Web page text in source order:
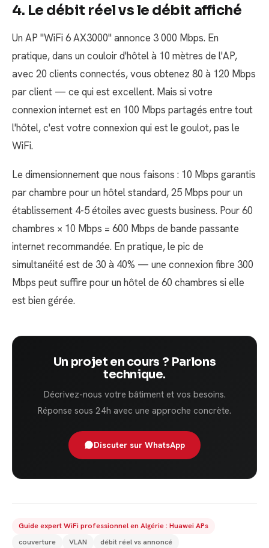
4. Le débit réel vs le débit affiché
Un AP "WiFi 6 AX3000" annonce 3 000 Mbps. En
pratique, dans un couloir d'hôtel à 10 mètres de l'AP,
avec 20 clients connectés, vous obtenez 80 à 120 Mbps
par client — ce qui est excellent. Mais si votre
connexion internet est en 100 Mbps partagés entre tout
l'hôtel, c'est votre connexion qui est le goulot, pas le
WiFi.
Le dimensionnement que nous faisons : 10 Mbps garantis
par chambre pour un hôtel standard, 25 Mbps pour un
établissement 4-5 étoiles avec guests business. Pour 60
chambres × 10 Mbps = 600 Mbps de bande passante
internet recommandée. En pratique, le pic de
simultanéité est de 30 à 40% — une connexion fibre 300
Mbps peut suffire pour un hôtel de 60 chambres si elle
est bien gérée.
Un projet en cours ? Parlons
technique.
Décrivez-nous votre bâtiment et vos besoins.
Réponse sous 24h avec une approche concrète.
Discuter sur WhatsApp
Guide expert WiFi professionnel en Algérie : Huawei APs
couverture
VLAN
débit réel vs annoncé